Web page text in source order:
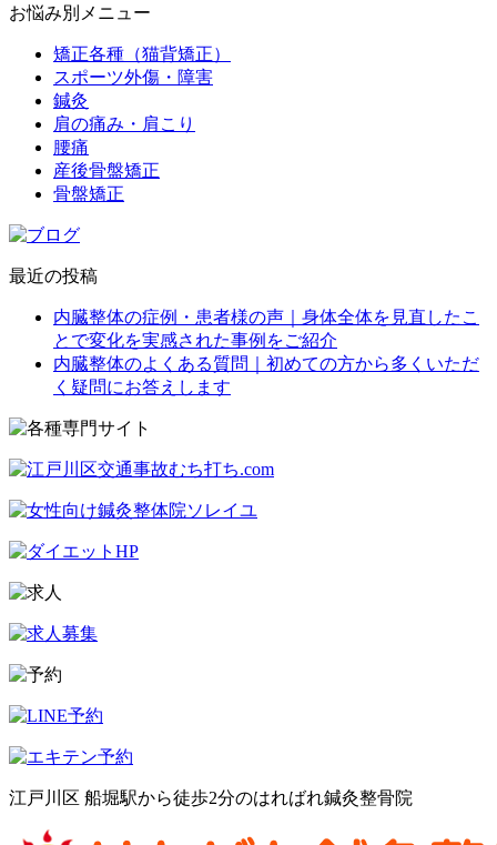
お悩み別メニュー
矯正各種（猫背矯正）
スポーツ外傷・障害
鍼灸
肩の痛み・肩こり
腰痛
産後骨盤矯正
骨盤矯正
最近の投稿
内臓整体の症例・患者様の声｜身体全体を見直したこ
とで変化を実感された事例をご紹介
内臓整体のよくある質問｜初めての方から多くいただ
く疑問にお答えします
江戸川区 船堀駅から徒歩2分のはればれ鍼灸整骨院